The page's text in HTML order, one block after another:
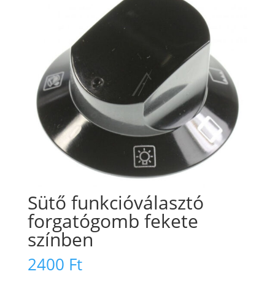
Sütő funkcióválasztó
forgatógomb fekete
színben
2400 Ft